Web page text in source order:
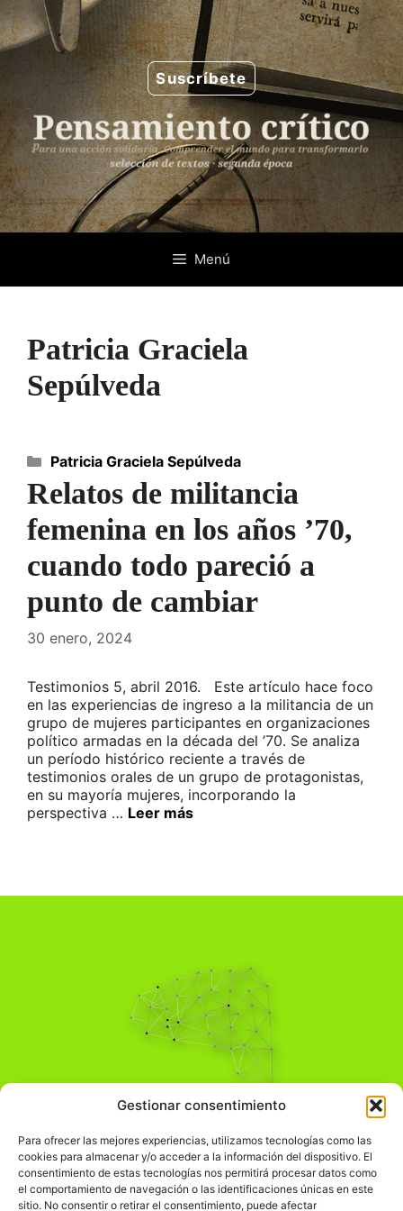
Gestionar consentimiento
Para ofrecer las mejores experiencias, utilizamos tecnologías como las
cookies para almacenar y/o acceder a la información del dispositivo. El
consentimiento de estas tecnologías nos permitirá procesar datos como
el comportamiento de navegación o las identificaciones únicas en este
sitio. No consentir o retirar el consentimiento, puede afectar
Saltar
al
contenido
Suscríbete
Menú
Patricia Graciela
Sepúlveda
Relatos de militancia
femenina en los años ’70,
cuando todo pareció a
punto de cambiar
30 enero, 2024
Testimonios 5, abril 2016. Este artículo hace foco
en las experiencias de ingreso a la militancia de un
grupo de mujeres participantes en organizaciones
político armadas en la década del ’70. Se analiza
un período histórico reciente a través de
testimonios orales de un grupo de protagonistas,
en su mayoría mujeres, incorporando la
perspectiva … Leer más
Categorías
Patricia Graciela Sepúlveda
Pensamiento Crítico
Comprender el mundo para transformarlo.
Información Legal